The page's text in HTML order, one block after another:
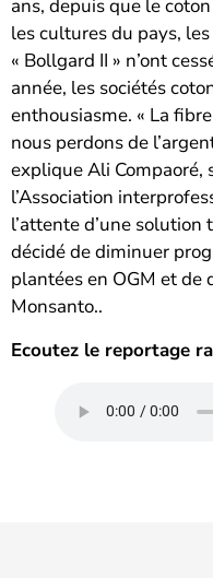
ans, depuis que le
les cultures du pays,
« Bollgard II » n’ont
année, les sociétés
enthousiasme. « La
nous perdons de
explique Ali Compaoré,
l’Association
l’attente d’une
décidé de diminuer
plantées en OGM et de
Monsanto..
Ecoutez le reportage